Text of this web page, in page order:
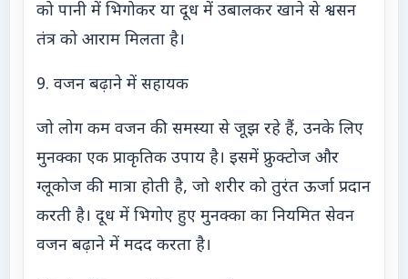
को पानी में भिगोकर या दूध में उबालकर खाने से श्वसन
तंत्र को आराम मिलता है।
9. वजन बढ़ाने में सहायक
जो लोग कम वजन की समस्या से जूझ रहे हैं, उनके लिए
मुनक्का एक प्राकृतिक उपाय है। इसमें फ्रुक्टोज और
ग्लूकोज की मात्रा होती है, जो शरीर को तुरंत ऊर्जा प्रदान
करती है। दूध में भिगोए हुए मुनक्का का नियमित सेवन
वजन बढ़ाने में मदद करता है।